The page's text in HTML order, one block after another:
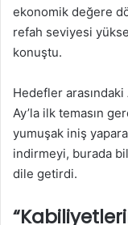
ekonomik değere
refah seviyesi
konuştu.
Hedefler
Ay’la ilk temasın
yumuşak iniş
indirmeyi, burada
dile getirdi.